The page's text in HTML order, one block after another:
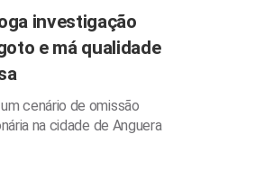
investigação
e má qualidade
cenário de omissão
na cidade de Anguera